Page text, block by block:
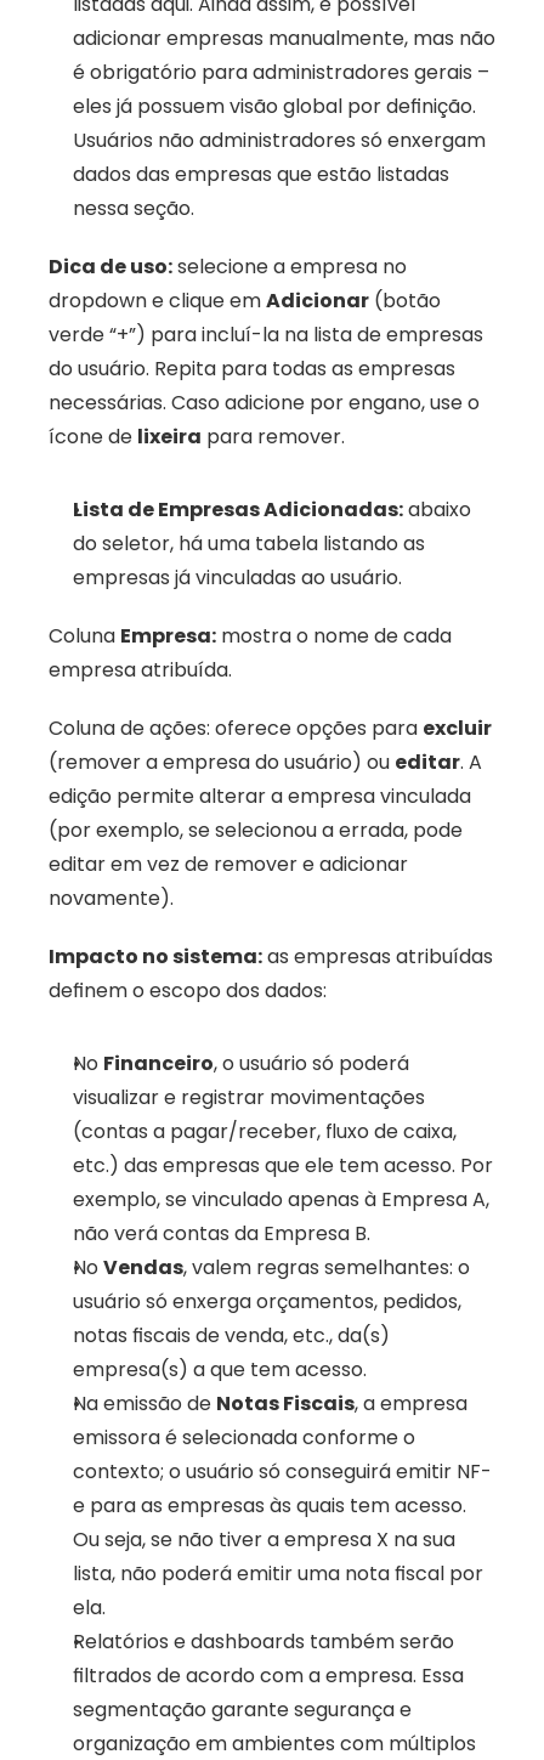
adicionar empresas manualmente, mas não
é obrigatório para administradores gerais –
eles já possuem visão global por definição.
Usuários não administradores só enxergam
dados das empresas que estão listadas
nessa seção.
Dica de uso: selecione a empresa no
dropdown e clique em Adicionar (botão
verde “+”) para incluí-la na lista de empresas
do usuário. Repita para todas as empresas
necessárias. Caso adicione por engano, use o
ícone de lixeira para remover.
Lista de Empresas Adicionadas: abaixo
do seletor, há uma tabela listando as
empresas já vinculadas ao usuário.
Coluna Empresa: mostra o nome de cada
empresa atribuída.
Coluna de ações: oferece opções para excluir
(remover a empresa do usuário) ou editar. A
edição permite alterar a empresa vinculada
(por exemplo, se selecionou a errada, pode
editar em vez de remover e adicionar
novamente).
Impacto no sistema: as empresas atribuídas
definem o escopo dos dados:
No Financeiro, o usuário só poderá
visualizar e registrar movimentações
(contas a pagar/receber, fluxo de caixa,
etc.) das empresas que ele tem acesso. Por
exemplo, se vinculado apenas à Empresa A,
não verá contas da Empresa B.
No Vendas, valem regras semelhantes: o
usuário só enxerga orçamentos, pedidos,
notas fiscais de venda, etc., da(s)
empresa(s) a que tem acesso.
Na emissão de Notas Fiscais, a empresa
emissora é selecionada conforme o
contexto; o usuário só conseguirá emitir NF-
e para as empresas às quais tem acesso.
Ou seja, se não tiver a empresa X na sua
lista, não poderá emitir uma nota fiscal por
ela.
Relatórios e dashboards também serão
filtrados de acordo com a empresa. Essa
segmentação garante segurança e
organização em ambientes com múltiplos